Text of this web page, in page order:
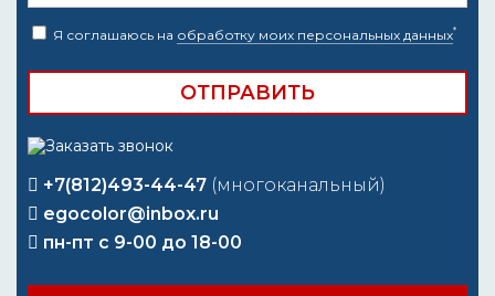
Я соглашаюсь на обработку моих персональных данных*
+7(812)493-44-47 (многоканальный)
egocolor@inbox.ru
пн-пт с 9-00 до 18-00